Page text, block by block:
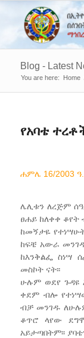
Blog - Latest
You are here: Home
የአባቴ
ሐምሌ 16/2003
ሌሊቱን ለረጅም
ፀሐይ ከለቀቀ ቆየት
ከመኝታዬ
ከፍቼ አውራ
ከእንቅልፌ ስነሣ
መስኮት ናት፡፡
ሁሉም ወደየ ጉዳዩ
ቀደም ብሎ
ብቻ መንገዱ
ቆጥሮ ላየው
አይታጣበትም፡፡